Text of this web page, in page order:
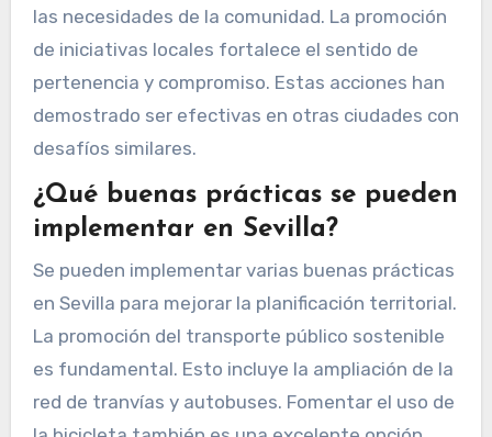
las necesidades de la comunidad. La promoción
de iniciativas locales fortalece el sentido de
pertenencia y compromiso. Estas acciones han
demostrado ser efectivas en otras ciudades con
desafíos similares.
¿Qué buenas prácticas se pueden
implementar en Sevilla?
Se pueden implementar varias buenas prácticas
en Sevilla para mejorar la planificación territorial.
La promoción del transporte público sostenible
es fundamental. Esto incluye la ampliación de la
red de tranvías y autobuses. Fomentar el uso de